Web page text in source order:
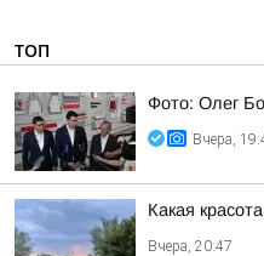
ТОП
Фото: Олег
Вчера,
Какая
Вчера, 20:47